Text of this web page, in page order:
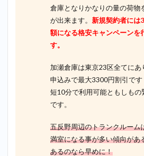
倉庫となりかなりの量の荷物
が出来ます。 新規契約者には
額になる格安キャンペーンを
す。
加瀬倉庫は東京23区全てにあ
申込みで最大3300円割引で
短10分で利用可能ともしもの
です。
五反野周辺のトランクルーム
満室になる事が多い傾向があ
あるのなら早めに！